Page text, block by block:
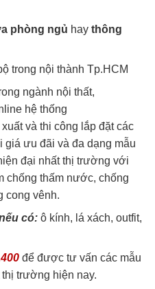
phòng ngủ hay thông
trong nội thành Tp.HCM
ngành nội thất,
hệ thống
xuất và thi công lắp đặt các
giá ưu đãi và đa dạng mẫu
đại nhất thị trường với
chống thấm nước, chống
cong vênh.
có: ô kính, lá xách, outfit,
để được tư vấn các mẫu
trường hiện nay.